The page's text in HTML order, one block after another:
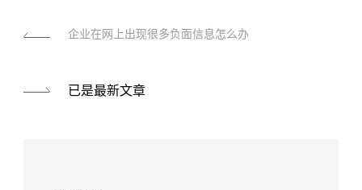
企业在网上出现很多负面信息怎么办
已是最新文章